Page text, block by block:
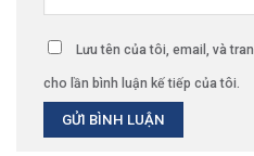
Lưu tên của tôi, email, và
cho lần bình luận kế tiếp của tôi.